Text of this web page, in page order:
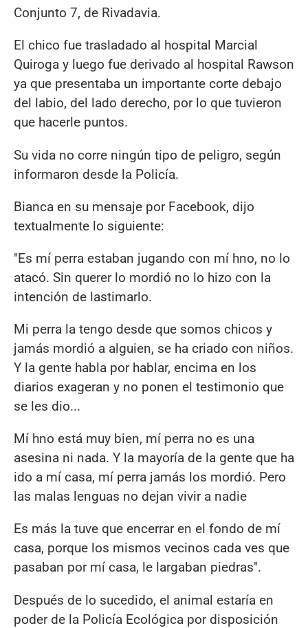
Conjunto 7, de Rivadavia.
El chico fue trasladado al hospital Marcial
Quiroga y luego fue derivado al hospital Rawson
ya que presentaba un importante corte debajo
del labio, del lado derecho, por lo que tuvieron
que hacerle puntos.
Su vida no corre ningún tipo de peligro, según
informaron desde la Policía.
Bianca en su mensaje por Facebook, dijo
textualmente lo siguiente:
"Es mí perra estaban jugando con mí hno, no lo
atacó. Sin querer lo mordió no lo hizo con la
intención de lastimarlo.
Mi perra la tengo desde que somos chicos y
jamás mordió a alguien, se ha criado con niños.
Y la gente habla por hablar, encima en los
diarios exageran y no ponen el testimonio que
se les dio...
Mí hno está muy bien, mí perra no es una
asesina ni nada. Y la mayoría de la gente que ha
ido a mí casa, mí perra jamás los mordió. Pero
las malas lenguas no dejan vivir a nadie
Es más la tuve que encerrar en el fondo de mí
casa, porque los mismos vecinos cada ves que
pasaban por mí casa, le largaban piedras".
Después de lo sucedido, el animal estaría en
poder de la Policía Ecológica por disposición